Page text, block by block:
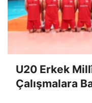
U20 Erkek Millî
Çalışmalara